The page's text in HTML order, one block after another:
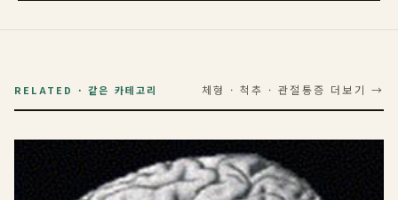
RELATED · 같은 카테고리 체형 · 척추 · 관절통증 더보기 →